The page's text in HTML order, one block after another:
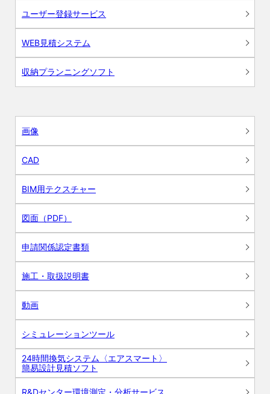
ユーザー登録サービス
WEB見積システム
収納プランニングソフト
画像
CAD
BIM用テクスチャー
図面（PDF）
申請関係認定書類
施工・取扱説明書
動画
シミュレーションツール
24時間換気システム〈エアスマート〉
簡易設計見積ソフト